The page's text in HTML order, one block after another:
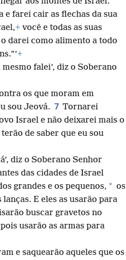
e farei cair as flechas da sua
+ você e todas as suas
darei como alimento a todo
+
mesmo falei’, diz o Soberano
os que moram em
sou Jeová. 7 Tornarei
Israel e não deixarei mais o
de saber que eu sou
diz o Soberano Senhor
das cidades de Israel
grandes e os pequenos, * os
lanças. E eles as usarão para
buscar gravetos no
usarão as armas para
e saquearão aqueles que os